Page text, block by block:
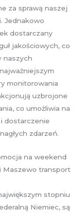
za sprawą naszej
Jednakowo
dostarczany
jakościowych, co
naszych
monitorowania
uzbrojone
co umożliwia na
dostarczenie
zdarzeń.
na weekend
Maszewo transport
stopniu
Niemiec, są